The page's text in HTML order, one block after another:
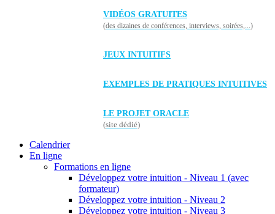
VIDÉOS GRATUITES
(des dizaines de conférences, interviews, soirées,...)
JEUX INTUITIFS
EXEMPLES DE PRATIQUES INTUITIVES
LE PROJET ORACLE
(site dédié)
Calendrier
En ligne
Formations en ligne
Développez votre intuition - Niveau 1 (avec
formateur)
Développez votre intuition - Niveau 2
Développez votre intuition - Niveau 3